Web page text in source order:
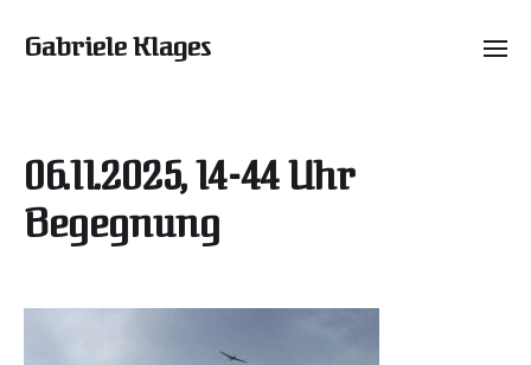
Gabriele Klages
06.11.2025, 14-44 Uhr
Begegnung